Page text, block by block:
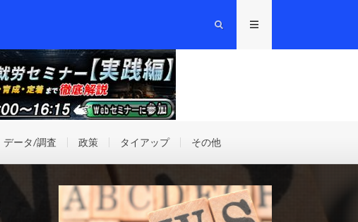
データ/調査 政策 タイアップ その他